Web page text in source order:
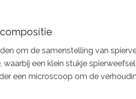
om de samenstelling van
waarbij een klein stukje
een microscoop om de